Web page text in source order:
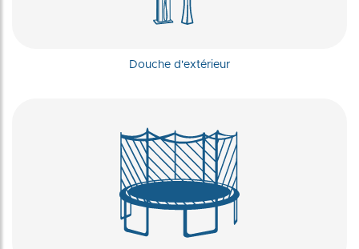
Douche d'extérieur